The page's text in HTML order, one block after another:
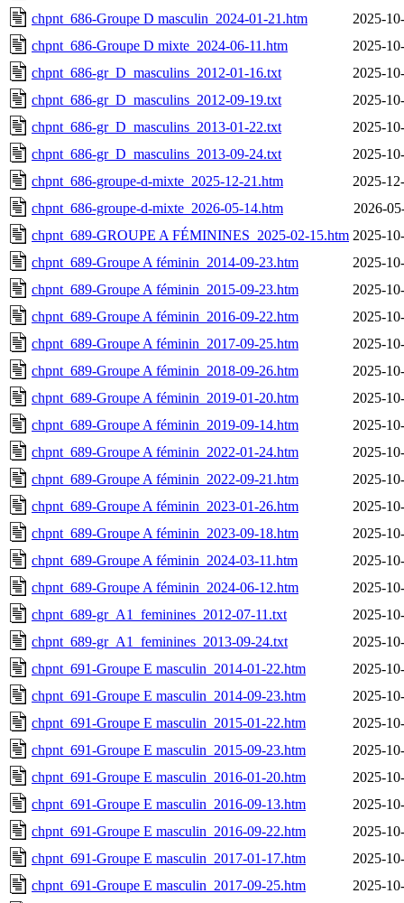
chpnt_686-Groupe D masculin_2024-01-21.htm
2025-
chpnt_686-Groupe D mixte_2024-06-11.htm
2025-
chpnt_686-gr_D_masculins_2012-01-16.txt
2025-
chpnt_686-gr_D_masculins_2012-09-19.txt
2025-
chpnt_686-gr_D_masculins_2013-01-22.txt
2025-
chpnt_686-gr_D_masculins_2013-09-24.txt
2025-
chpnt_686-groupe-d-mixte_2025-12-21.htm
2025-
chpnt_686-groupe-d-mixte_2026-05-14.htm
2026-
chpnt_689-GROUPE A FÉMININES_2025-02-15.htm 2025-
chpnt_689-Groupe A féminin_2014-09-23.htm
2025-
chpnt_689-Groupe A féminin_2015-09-23.htm
2025-
chpnt_689-Groupe A féminin_2016-09-22.htm
2025-
chpnt_689-Groupe A féminin_2017-09-25.htm
2025-
chpnt_689-Groupe A féminin_2018-09-26.htm
2025-
chpnt_689-Groupe A féminin_2019-01-20.htm
2025-
chpnt_689-Groupe A féminin_2019-09-14.htm
2025-
chpnt_689-Groupe A féminin_2022-01-24.htm
2025-
chpnt_689-Groupe A féminin_2022-09-21.htm
2025-
chpnt_689-Groupe A féminin_2023-01-26.htm
2025-
chpnt_689-Groupe A féminin_2023-09-18.htm
2025-
chpnt_689-Groupe A féminin_2024-03-11.htm
2025-
chpnt_689-Groupe A féminin_2024-06-12.htm
2025-
chpnt_689-gr_A1_feminines_2012-07-11.txt
2025-
chpnt_689-gr_A1_feminines_2013-09-24.txt
2025-
chpnt_691-Groupe E masculin_2014-01-22.htm
2025-
chpnt_691-Groupe E masculin_2014-09-23.htm
2025-
chpnt_691-Groupe E masculin_2015-01-22.htm
2025-
chpnt_691-Groupe E masculin_2015-09-23.htm
2025-
chpnt_691-Groupe E masculin_2016-01-20.htm
2025-
chpnt_691-Groupe E masculin_2016-09-13.htm
2025-
chpnt_691-Groupe E masculin_2016-09-22.htm
2025-
chpnt_691-Groupe E masculin_2017-01-17.htm
2025-
chpnt_691-Groupe E masculin_2017-09-25.htm
2025-